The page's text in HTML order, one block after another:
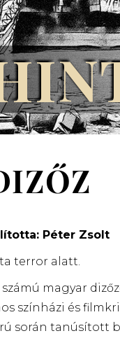
Péter Zsolt
terror alatt.
számú magyar
színházi és
során tanúsított